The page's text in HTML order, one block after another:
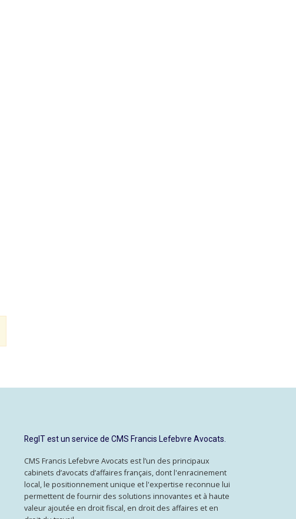
RegIT est un service de CMS Francis Lefebvre Avocats.
CMS Francis Lefebvre Avocats est l’un des principaux
cabinets d’avocats d’affaires français, dont l'enracinement
local, le positionnement unique et l'expertise reconnue lui
permettent de fournir des solutions innovantes et à haute
valeur ajoutée en droit fiscal, en droit des affaires et en